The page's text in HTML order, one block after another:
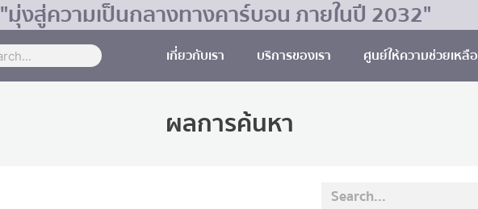
"มุ่งสู่ความเป็นกลางทางคาร์บอน ภายในปี 2032"
เกี่ยวกับเรา บริการของเรา ศูนย์ให้ความช่วยเหลือ
ผลการค้นหา